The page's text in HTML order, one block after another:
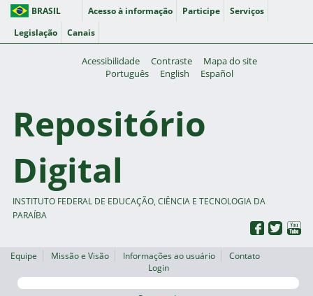
BRASIL Acesso à informação Participe
Serviços
Legislação
Canais
Acessibilidade Contraste
Mapa do site
Português
English Español
Repositório
Digital
INSTITUTO FEDERAL DE EDUCAÇÃO, CIÊNCIA E TECNOLOGIA DA
PARAÍBA
Equipe Missão e Visão Informações ao usuário
Contato
Login